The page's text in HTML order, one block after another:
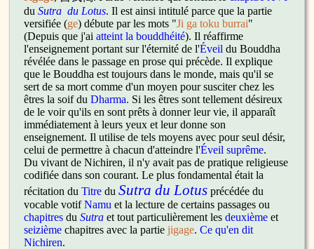
duSutra du Lotus. Il est ainsi intitulé parce que la partie
versifiée (ge) débute par les mots "Ji ga toku burrai"
(Depuis que j'aiatteint la bouddhéité). Il réaffirme
l'enseignement portant sur l'éternité de l'Éveil du Bouddha
révélée dans le passage en prose qui précède. Il explique
que le Bouddha est toujours dans le monde, mais qu'il se
sert de sa mort comme d'un moyen pour susciter chez les
êtres la soif duDharma. Si les êtres sont tellement désireux
de le voir qu'ils en sont prêts à donner leur vie, il apparaît
immédiatement à leurs yeux et leur donne son
enseignement. Il utilise de tels moyens avec pour seul désir,
celui de permettre à chacun d'atteindre l'Éveil suprême.
Du vivant de Nichiren, il n'y avait pas de pratique religieuse
codifiée dans son courant. Le plus fondamental était la
récitation duTitre duSutra du Lotus précédée du
vocable votifNamuet la lecture de certains passages ou
chapitres duSutra et tout particulièrement lesdeuxième et
seizième chapitres avec la partiejigage.Ce qu'en dit
Nichiren.